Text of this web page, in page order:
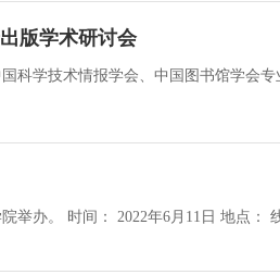
版学术研讨会
情报学会、中国图书馆学会专业图书馆分会
组织单位： 本次会议由中国人民大学信息资源管理